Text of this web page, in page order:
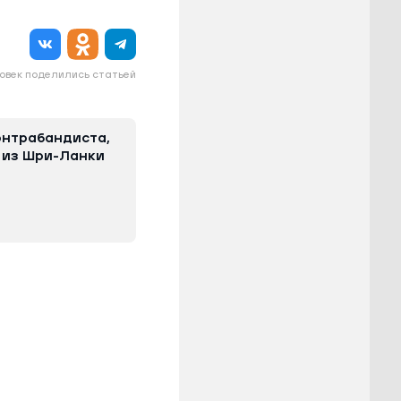
поделились статьей
из Шри-Ланки